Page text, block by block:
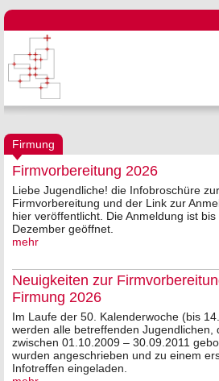
Firmung
Firmvorbereitung 2026
Liebe Jugendliche! die Infobroschüre zur
Firmvorbereitung und der Link zur
hier veröffentlicht. Die Anmeldung ist bis
Dezember geöffnet.
mehr
Neuigkeiten zur
Firmung 2026
Im Laufe der 50. Kalenderwoche (bis
werden alle betreffenden Jugendlichen,
zwischen 01.10.2009 – 30.09.2011
wurden angeschrieben und zu einem
Infotreffen eingeladen.